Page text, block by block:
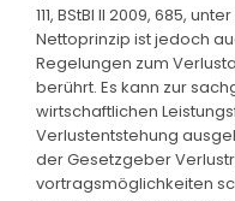
111, BStBl II 2009, 685,
Nettoprinzip ist jedoch
Regelungen zum
berührt. Es kann zur
wirtschaftlichen
Verlustentstehung
der Gesetzgeber
vortragsmöglichkeiten